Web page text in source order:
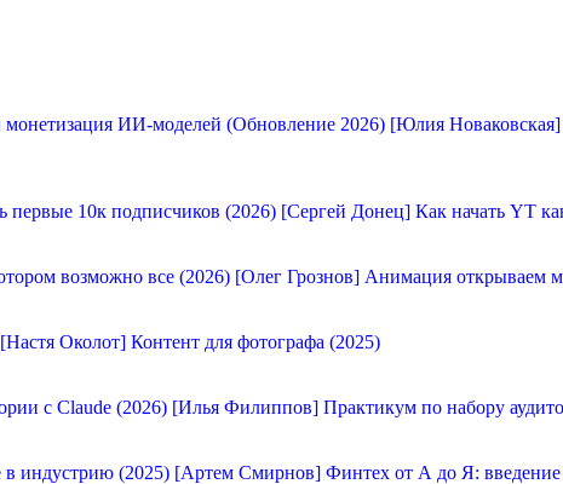
[Юлия
[Сергей Донец] Как начать YT
[Олег Грознов] Анимация открываем
[Настя Околот] Контент для фотографа (2025)
[Илья Филиппов] Практикум по набору
[Артем Смирнов] Финтех от А до Я: